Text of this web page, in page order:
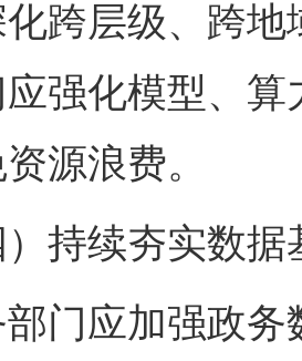
跨层级、跨
强化模型、
源浪费。
续夯实数据
应加强政务